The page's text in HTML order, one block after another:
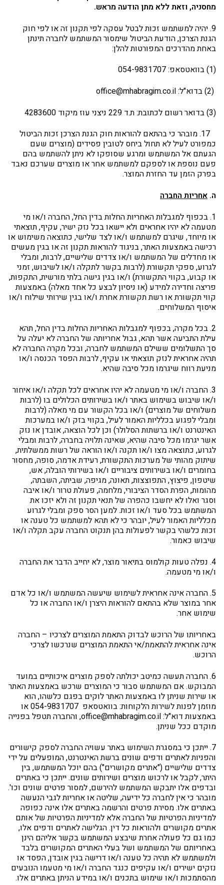
מחסניה, וזאת ללא מתן הודעה מראש.
9. יהיה למשתמש זכות לבטל עסקה לפי תקנון זה או לפי חוק
הגנת הצרכן, הודעת הביטול שימסור המשתמש לחברה תינתן
באחת מהדרכים המפורטות להלן:
(1) בוואטסאפ: 054-9831707
(2) בדוא"ל: office@mhabragim.co.il
(3) בדואר רשום לכתובת: ת.ד 229 ניצני עוז מיקוד 4283600
17. מובהר כי בהתאם להוראות חוק הגנת הצרכן זכות הביטול
כמפורט לעיל לא תחול ביחס לטובין פסידים (מוצרים שעם
הגעתם אל המשתמש ומרגע שסופקו לא ניתן להשתמש בהם
פעם נוספת או לספקם למשתמש אחר או מוצרים שערכם נאבד
בפרק הזמן עד החזרת המוצר.
ה. אחריות החברה
1. בכפוף למגבלות האחריות החלות בדין החל, החברה ו/או מי
מטעמה לא יהיו אחראים ולא יישאו בכל נזק ישיר, עקיף, תוצאתי
או מיוחד, שיגרם למשתמש ו/או לצד שלישי, כתוצאה משימוש או
רכישה באמצעות האתר, בניגוד להוראות תקנון זה או בגין מעשים
או מחדלים של המשתמש ו/או צדדים שלישיים, לרבות, ומבלי
לגרוע, ספקי תקשורת (לרבות בקשר לתקלה ו/או לשיבוש, זמני
או קבוע, בקווי התקשורת) ו/או בגין גישה בלתי מורשית, התקפות,
פריצה וחדירה למידע (או ניסיון לבצע כל אחד מאלה) באמצעות
קווי תקשורת או רשת תקשורת אחרת ו/או בגין שירותי שילוח ו/או
איסוף המשלוחים.
2. בכל מקרה, בכפוף למגבלות האחריות החלות בדין החל, תהא
עילת התביעה אשר תהא, גבול אחריותה של החברה לא יעלה על
סך התשלומים ששילם המשתמש לחברה, ובכל מקרה החברה לא
תהיה אחראית לנזק תוצאתי או עקיף, לרבות הפסד הכנסה ו/או
מניעת רווח שיגרמו מכל סיבה שהיא.
3. החברה ו/או מי מטעמה לא יהיו אחראים לכל תקלה ו/או איחור
ו/או שיבוש בשימוש באתר ו/או בשירותים הכלולים בו (לרבות
משלוחים של מוצרים) ו/או בכל הקשור עם מי מאלה (לרבות
ומבלי לפגוע בכלליות האמור לעיל, בקווי בזק ו/או במערכות
האינטרנט ו/או ברשתות הסלולר) וכן לכל הוצאה, אובדן או נזק
אשר יגרמו מכל סיבה שהיא, שאינה תלויה בחברה, לרבות ומבלי
לגרוע, כתוצאה מצו ו/או תקנה ו/או הוראה של רשות ממשלתית,
שיתוק מהותי של מערכות התקשורת, רעידת אדמה, סופה, מחסור
בחומרים ו/או בשירותים ציבוריים ו/או בשירותי הובלה, אש,
שיטפון, פיצוץ, התפוצצות, תאונה, מגיפה, שביתה, השבתה,
מהומות, הפרת הסדר הציבורי, מלחמה, פעולת טרור ו/או איבה
וסגר ואלו לא יחשבו כהפרה של תנאי תקנון זה ולא יזכו את
המשתמש בכל סעד ו/או זכות. למען הסר ספק ומבלי לגרוע
מכלליות האמור לעיל, יובהר כי לא תהא למשתמש כל טענה או
זכות כלשהי בקשר לפעולות בהן תנקוט החברה עקב תקלה ו/או
שיבוש כאמור.
4. נפלה טעות קולמוס בתיאור מוצר, לא יחייב הדבר את החברה
ו/או מי מטעמה.
5. החברה אינה אחראית לשימוש שיעשה המשתמש ו/או כל אדם
אחר במוצר שלא בהתאם להוראות היצרן ו/או החברה או כל
שימוש אחר.
באחריותו של הרוכש לבדוק התאמת המוצרים לצרכיו – החברה
אינה אחראית להתאמת/אי התאמת המוצרים שנרכשו לצרכי
הרוכש.
6. החברה תעשה כמיטב יכולתה לספק מוצרים איכותיים במועד
המבוקש. אם המשתמש סבור כי המוצרים שרכש באמצעות האתר
או שירות שניתן לו באמצעות האתר לוקים בפגם כלשהו, הוא
מוזמן לפנות לשירות הלקוחות: בוואטסאפ 054-9831707 או
באמצעות דוא"ל: office@mhabragim.co.il, והחברה תטפל בפנייה
מוקדם ככל שניתן.
7. ייתכן כי במסגרת השימוש באתר עשויה החברה לספק קישורים
והפניות לאתרים ודפים שונים ברשת האינטרנט, המופעלים על ידי
צדדים שלישיים ("אתרים מקושרים") בהם יוכל המשתמש, בין
היתר, לקבל או לרכוש מוצרים ושירותים שונים. ייתכן כי באתרים
ובדפים אלו יתבקש המשתמש להירשם, למסור פרטים שונים וכו'.
מובהר כי אין לחברה כל ידיעה, שליטה או אחריות לגבי הנעשה
באתרים אלו. מסירת פרטים והרשמה באתרים אלו אינה כפופה
למדיניות הפרטיות של החברה אלא למדיניות הפרטיות של אותם
אתרים מקושרים ולהוראות כל דין. הגלישה לאתרים ודפים אלו,
כמו גם כל פעולה אחרת שיבצע המשתמש בקשר אליהם הינן
באחריותם של המשתמש ושל בעלי האתרים המקושרים בלבד
ולמשתמש לא תהיה כל טענה ו/או דרישה בגין אובדן, הפסד או
נזקים ישירים ו/או עקיפים כנגד החברה ו/או מי מטעמו הנובעים
מהסתמכות ו/או שימוש בתכנים ו/או במידע הניתן באתרים אלו.